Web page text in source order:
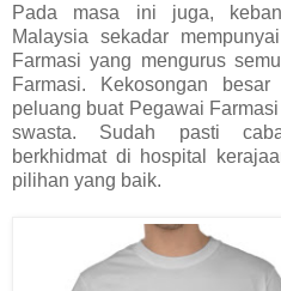
Pada masa ini juga,
Malaysia sekadar
Farmasi yang mengurus
Farmasi. Kekosongan
peluang buat Pegawai
swasta. Sudah pasti
berkhidmat di hospital
pilihan yang baik.